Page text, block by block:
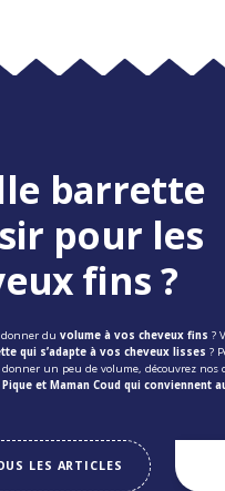
barrette
pour les
fins ?
donner duvolume à vos cheveux fins ?
qui s’adapte à vos cheveux lisses ?
un peu de volume, découvrez nos
et Maman Coud qui conviennent
LES ARTICLES